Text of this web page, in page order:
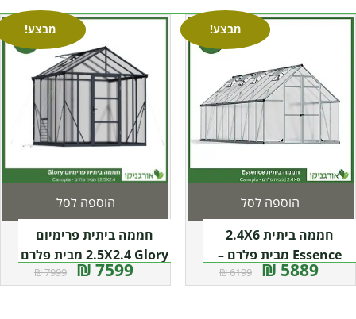
מבצע!
חממה ביתית 2.4X6
Essence מבית פלרם –
Canopia
5889 ₪
6199 ₪
הוספה לסל
מבצע!
חממה ביתית פרימיום
2.5X2.4 Glory מבית פלרם
– Canopia
7599 ₪
7999 ₪
הוספה לסל